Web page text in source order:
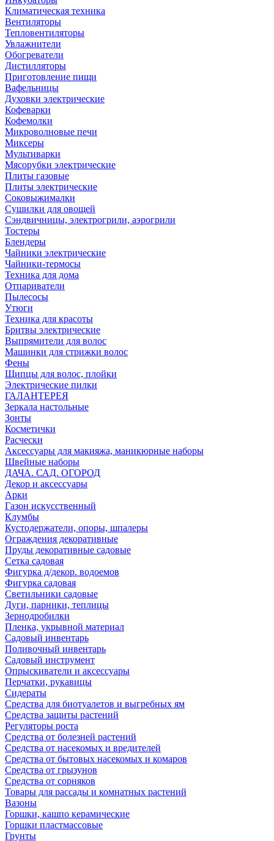
Климатическая техника
Вентиляторы
Тепловентиляторы
Увлажнители
Обогреватели
Дистилляторы
Приготовление пищи
Вафельницы
Духовки электрические
Кофеварки
Кофемолки
Микроволновые печи
Миксеры
Мультиварки
Мясорубки электрические
Плиты газовые
Плиты электрические
Соковыжималки
Сушилки для овощей
Сэндвичницы, электрогрили, аэрогрили
Тостеры
Блендеры
Чайники электрические
Чайники-термосы
Техника для дома
Отпариватели
Пылесосы
Утюги
Техника для красоты
Бритвы электрические
Выпрямители для волос
Машинки для стрижки волос
Фены
Щипцы для волос, плойки
Электрические пилки
ГАЛАНТЕРЕЯ
Зеркала настольные
Зонты
Косметички
Расчески
Аксессуары для макияжа, маникюрные наборы
Швейные наборы
ДАЧА. САД. ОГОРОД
Декор и аксессуары
Арки
Газон искусственный
Клумбы
Кустодержатели, опоры, шпалеры
Ограждения декоративные
Пруды декоративные садовые
Сетка садовая
Фигурка д/декор. водоемов
Фигурка садовая
Светильники садовые
Дуги, парники, теплицы
Зернодробилки
Пленка, укрывной материал
Садовый инвентарь
Поливочный инвентарь
Садовый инструмент
Опрыскиватели и аксессуары
Перчатки, рукавицы
Сидераты
Средства для биотуалетов и выгребных ям
Средства защиты растений
Регуляторы роста
Средства от болезней растений
Средства от насекомых и вредителей
Средства от бытовых насекомых и комаров
Средства от грызунов
Средства от сорняков
Товары для рассады и комнатных растений
Вазоны
Горшки, кашпо керамические
Горшки пластмассовые
Грунты